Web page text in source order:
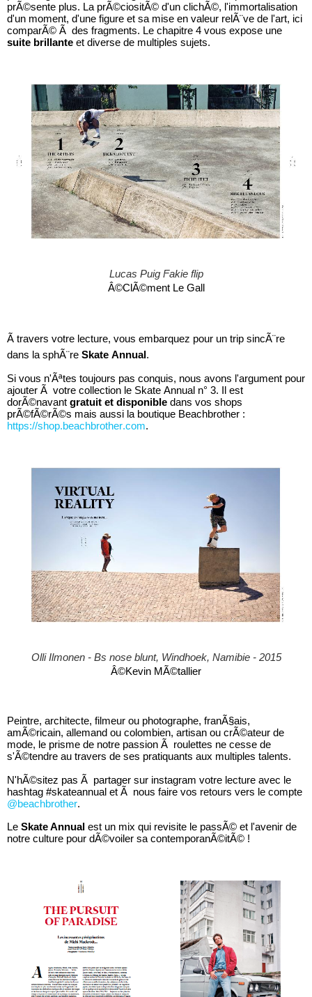
prÃ©sente plus. La prÃ©ciositÃ© d'un clichÃ©, l'immortalisation
d'un moment, d'une figure et sa mise en valeur relÃ¨ve de l'art, ici
comparÃ© Ã des fragments. Le chapitre 4 vous expose une
suite brillante et diverse de multiples sujets.
Lucas Puig Fakie flip
Â©ClÃ©ment Le Gall
Ã travers votre lecture, vous embarquez pour un trip sincÃ¨re
dans la sphÃ¨re Skate Annual.
Si vous n'Ãªtes toujours pas conquis, nous avons l'argument pour
ajouter Ã votre collection le Skate Annual n° 3. Il est
dorÃ©navant gratuit et disponible dans vos shops
prÃ©fÃ©rÃ©s mais aussi la boutique Beachbrother :
https://shop.beachbrother.com.
Olli Ilmonen - Bs nose blunt, Windhoek, Namibie - 2015
Â©Kevin MÃ©tallier
Peintre, architecte, filmeur ou photographe, franÃ§ais,
amÃ©ricain, allemand ou colombien, artisan ou crÃ©ateur de
mode, le prisme de notre passion Ã roulettes ne cesse de
s'Ã©tendre au travers de ses pratiquants aux multiples talents.
N'hÃ©sitez pas Ã partager sur instagram votre lecture avec le
hashtag #skateannual et Ã nous faire vos retours vers le compte
@beachbrother.
Le Skate Annual est un mix qui revisite le passÃ© et l'avenir de
notre culture pour dÃ©voiler sa contemporanÃ©itÃ© !